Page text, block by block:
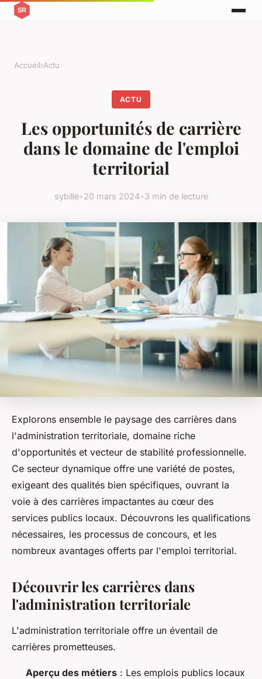
Accueil›Actu
ACTU
Les opportunités de carrière
dans le domaine de l'emploi
territorial
sybille•20 mars 2024•3 min de lecture
Explorons ensemble le paysage des carrières dans
l'administration territoriale, domaine riche
d'opportunités et vecteur de stabilité professionnelle.
Ce secteur dynamique offre une variété de postes,
exigeant des qualités bien spécifiques, ouvrant la
voie à des carrières impactantes au cœur des
services publics locaux. Découvrons les qualifications
nécessaires, les processus de concours, et les
nombreux avantages offerts par l'emploi territorial.
Découvrir les carrières dans
l'administration territoriale
L'administration territoriale offre un éventail de
carrières prometteuses.
Aperçu des métiers : Les emplois publics locaux